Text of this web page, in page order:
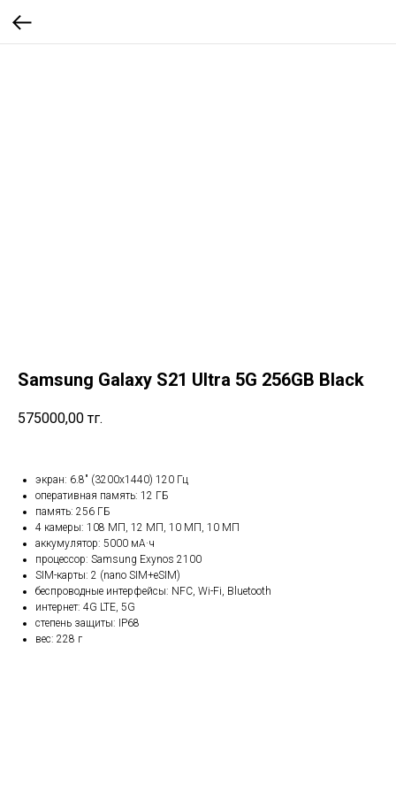
Samsung Galaxy S21 Ultra 5G 256GB Black
575000,00 тг.
экран: 6.8" (3200x1440) 120 Гц
оперативная память: 12 ГБ
память: 256 ГБ
4 камеры: 108 МП, 12 МП, 10 МП, 10 МП
аккумулятор: 5000 мА·ч
процессор: Samsung Exynos 2100
SIM-карты: 2 (nano SIM+eSIM)
беспроводные интерфейсы: NFC, Wi-Fi, Bluetooth
интернет: 4G LTE, 5G
степень защиты: IP68
вес: 228 г